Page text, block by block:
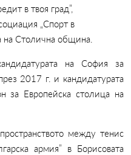
в твоя град”,
„Спорт в
на Столична община.
на София за
2017 г. и кандидатурата
за Европейска столица на
между тенис
армия” в Борисовата